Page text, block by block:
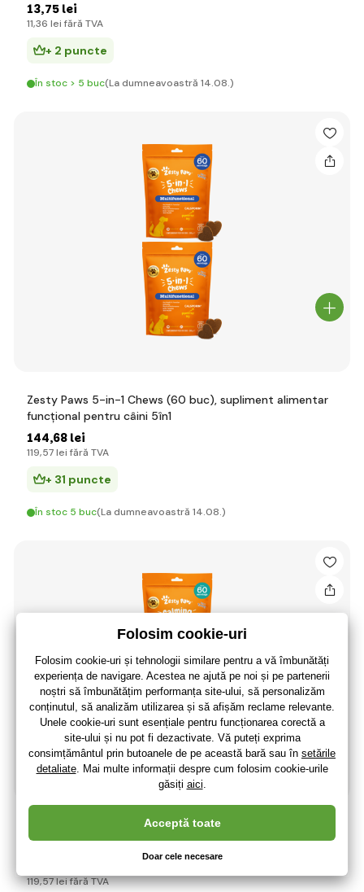
13,75 lei
11,36 lei fără TVA
+ 2 puncte
În stoc > 5 buc(La dumneavoastră 14.08.)
Zesty Paws 5-in-1 Chews (60 buc), supliment alimentar
funcțional pentru câini 5în1
144,68 lei
119,57 lei fără TVA
+ 31 puncte
În stoc 5 buc(La dumneavoastră 14.08.)
Zesty Paws Calming Chews (60 buc) – supliment
alimentar funcțional pentru câini pentru calm și bunăs
119,57 leifără TVA